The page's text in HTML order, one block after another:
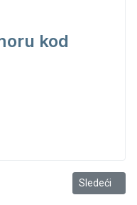
kod
ćešće u Crnoj GoriSledeći
Sledeći